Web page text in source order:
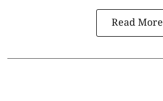
Read More